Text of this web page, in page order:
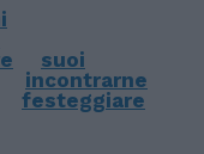
suoi
incontrarne
festeggiare